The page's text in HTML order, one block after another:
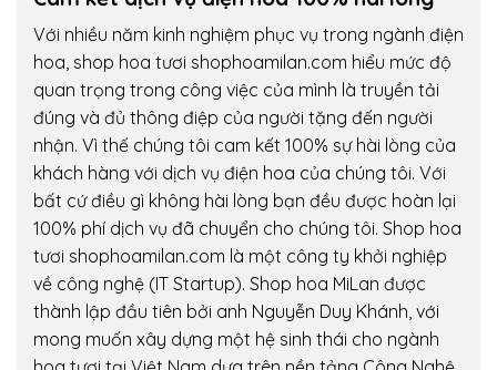
Với nhiều năm kinh nghiệm phục vụ trong ngành điện
hoa, shop hoa tươi shophoamilan.com hiểu mức độ
quan trọng trong công việc của mình là truyền tải
đúng và đủ thông điệp của người tặng đến người
nhận. Vì thế chúng tôi cam kết 100% sự hài lòng của
khách hàng với dịch vụ điện hoa của chúng tôi. Với
bất cứ điều gì không hài lòng bạn đều được hoàn lại
100% phí dịch vụ đã chuyển cho chúng tôi. Shop hoa
tươi shophoamilan.com là một công ty khởi nghiệp
về công nghệ (IT Startup). Shop hoa MiLan được
thành lập đầu tiên bởi anh Nguyễn Duy Khánh, với
mong muốn xây dựng một hệ sinh thái cho ngành